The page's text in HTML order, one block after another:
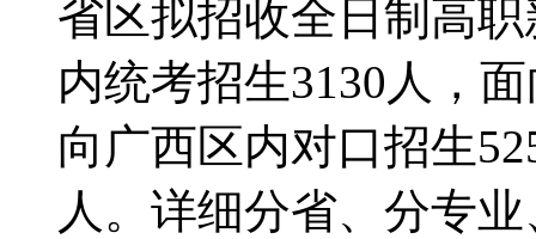
省区拟招收全日制高
内统考招生3130人，
向广西区内对口招生
人。详细分省、分专